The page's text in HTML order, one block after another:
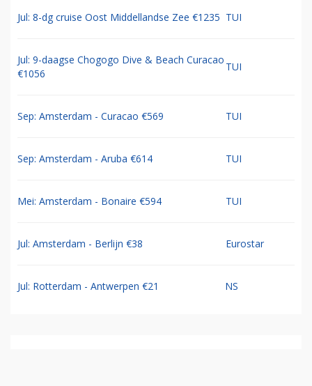
Jul: 8-dg cruise Oost Middellandse Zee €1235 TUI
Jul: 9-daagse Chogogo Dive & Beach Curacao
€1056
TUI
Sep: Amsterdam - Curacao €569 TUI
Sep: Amsterdam - Aruba €614 TUI
Mei: Amsterdam - Bonaire €594 TUI
Jul: Amsterdam - Berlijn €38 Eurostar
Jul: Rotterdam - Antwerpen €21 NS